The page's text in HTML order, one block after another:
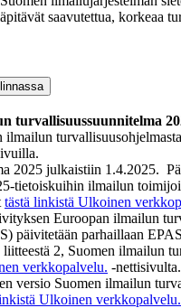
saavutettua, korkeaa
turvallisuussuunnitelma
2025 julkaistiin 1.4.2025.
tietoiskuihin ilmailun
tästä linkistä Ulkoinen
Euroopan ilmailun
päivitetään parhaillaan
2, Suomen ilmailun
verkkopalvelu. -nettisivulta.
versio Suomen ilmailun
Ulkoinen verkkopalvelu.